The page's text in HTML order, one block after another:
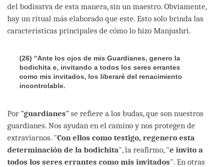
del bodisatva de esta manera, sin un maestro. Obviamente,
hay un ritual más elaborado que este. Esto solo brinda las
características principales de cómo lo hizo Manjushri.
(26) “Ante los ojos de mis Guardianes, genero la
bodichita e, invitando a todos los seres errantes
como mis invitados, los liberaré del renacimiento
incontrolable.
Por “guardianes” se refiere a los budas, que son nuestros
guardianes. Nos ayudan en el camino y nos protegen de
extraviarnos. "Con ellos como testigo, regenero esta
determinación de la bodichita", la reafirmo, "e invito a
todos los seres errantes como mis invitados". En otras